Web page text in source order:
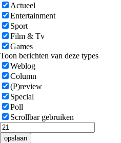
Actueel
Entertainment
Sport
Film & Tv
Games
Toon berichten van deze types
Weblog
Column
(P)review
Special
Poll
Scrollbar gebruiken
opslaan